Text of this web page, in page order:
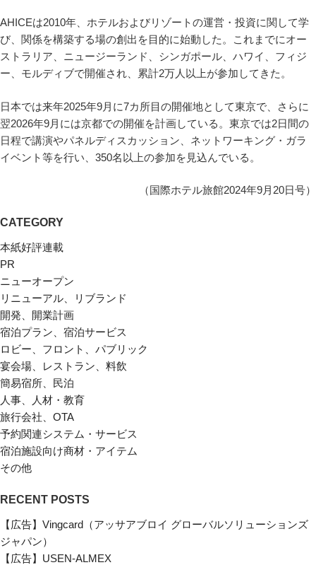
AHICEは2010年、ホテルおよびリゾートの運営・投資に関して学
び、関係を構築する場の創出を目的に始動した。これまでにオー
ストラリア、ニュージーランド、シンガポール、ハワイ、フィジ
ー、モルディブで開催され、累計2万人以上が参加してきた。
日本では来年2025年9月に7カ所目の開催地として東京で、さらに
翌2026年9月には京都での開催を計画している。東京では2日間の
日程で講演やパネルディスカッション、ネットワーキング・ガラ
イベント等を行い、350名以上の参加を見込んでいる。
（国際ホテル旅館2024年9月20日号）
CATEGORY
本紙好評連載
PR
ニューオープン
リニューアル、リブランド
開発、開業計画
宿泊プラン、宿泊サービス
ロビー、フロント、パブリック
宴会場、レストラン、料飲
簡易宿所、民泊
人事、人材・教育
旅行会社、OTA
予約関連システム・サービス
宿泊施設向け商材・アイテム
その他
RECENT POSTS
【広告】Vingcard（アッサアブロイ グローバルソリューションズ
ジャパン）
【広告】USEN-ALMEX